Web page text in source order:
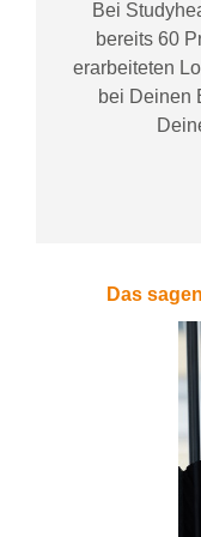
Bei
bereits 60
erarbeiteten
bei Deinen
Das